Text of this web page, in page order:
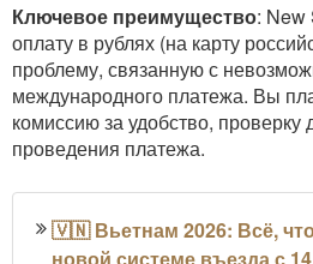
Ключевое преимущество: New
оплату в рублях (на карту
проблему, связанную с
международного платежа. Вы
комиссию за удобство, проверку
проведения платежа.
🇻🇳 Вьетнам 2026: Всё,